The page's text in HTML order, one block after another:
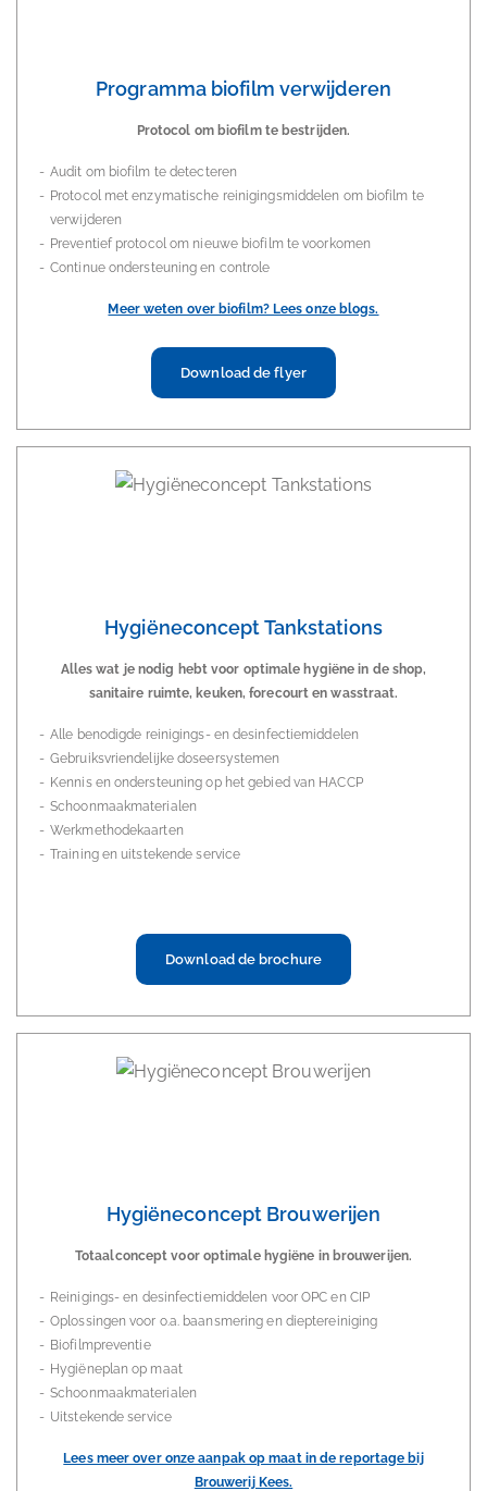
Programma biofilm verwijderen
Protocol om biofilm te bestrijden.
Audit om biofilm te detecteren
Protocol met enzymatische reinigingsmiddelen om biofilm te
verwijderen
Preventief protocol om nieuwe biofilm te voorkomen
Continue ondersteuning en controle
Meer weten over biofilm? Lees onze blogs.
Download de flyer
Hygiëneconcept Tankstations
Alles wat je nodig hebt voor optimale hygiëne in de shop,
sanitaire ruimte, keuken, forecourt en wasstraat.
Alle benodigde reinigings- en desinfectiemiddelen
Gebruiksvriendelijke doseersystemen
Kennis en ondersteuning op het gebied van HACCP
Schoonmaakmaterialen
Werkmethodekaarten
Training en uitstekende service
Download de brochure
Hygiëneconcept Brouwerijen
Totaalconcept voor optimale hygiëne in brouwerijen.
Reinigings- en desinfectiemiddelen voor OPC en CIP
Oplossingen voor o.a. baansmering en dieptereiniging
Biofilmpreventie
Hygiëneplan op maat
Schoonmaakmaterialen
Uitstekende service
Lees meer over onze aanpak op maat in de reportage bij
Brouwerij Kees.